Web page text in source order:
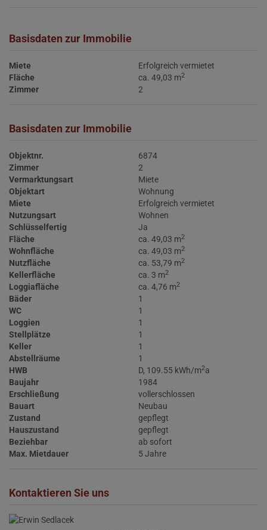
Basisdaten zur Immobilie
Miete
Erfolgreich vermietet
Fläche
ca. 49,03 m2
Zimmer 2
Basisdaten zur Immobilie
Objektnr.
6874
Zimmer
2
Vermarktungsart
Miete
Objektart
Wohnung
Miete
Erfolgreich vermietet
Nutzungsart
Wohnen
Schlüsselfertig
Ja
Fläche
ca. 49,03 m2
Wohnfläche ca. 49,03 m2
Nutzfläche ca. 53,79 m2
Kellerfläche ca. 3 m2
Loggiafläche ca. 4,76 m2
Bäder
1
WC
1
Loggien
1
Stellplätze
1
Keller
1
Abstellräume
1
HWB
D, 109.55 kWh/m2a
Baujahr
1984
Erschließung
vollerschlossen
Bauart
Neubau
Zustand
gepflegt
Hauszustand
gepflegt
Beziehbar
ab sofort
Max. Mietdauer
5 Jahre
Kontaktieren Sie uns